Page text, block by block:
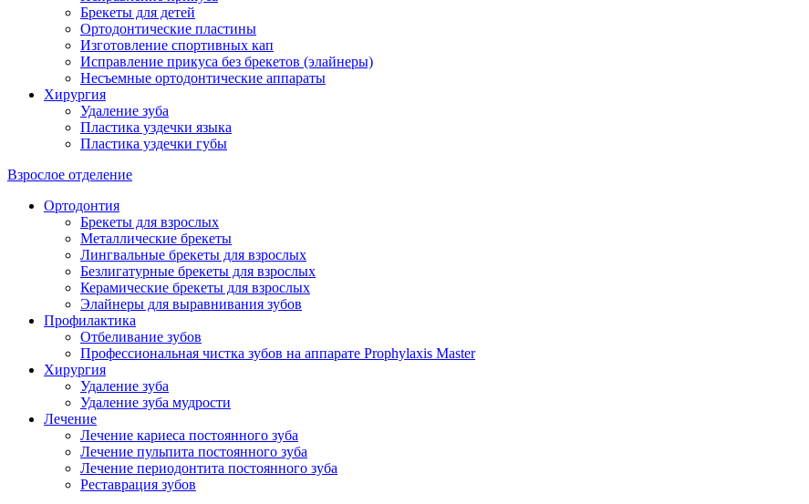
Брекеты для детей
Ортодонтические пластины
Изготовление спортивных кап
Исправление прикуса без брекетов (элайнеры)
Несъемные ортодонтические аппараты
Хирургия
Удаление зуба
Пластика уздечки языка
Пластика уздечки губы
Взрослое отделение
Ортодонтия
Брекеты для взрослых
Металлические брекеты
Лингвальные брекеты для взрослых
Безлигатурные брекеты для взрослых
Керамические брекеты для взрослых
Элайнеры для выравнивания зубов
Профилактика
Отбеливание зубов
Профессиональная чистка зубов на аппарате Prophylaxis Master
Хирургия
Удаление зуба
Удаление зуба мудрости
Лечение
Лечение кариеса постоянного зуба
Лечение пульпита постоянного зуба
Лечение периодонтита постоянного зуба
Реставрация зубов